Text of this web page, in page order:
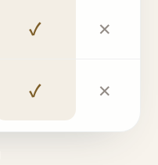
✓ ✕
✓ ✕